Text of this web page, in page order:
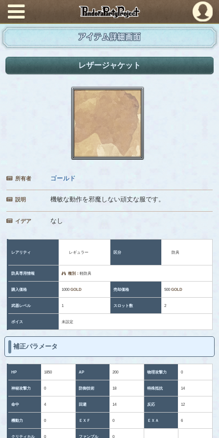
PandoraPartyProject
アイテム詳細画面
レザージャケット
所有者 ゴールド
説明 機敏な動作を邪魔しない頑丈な服です。
イデア なし
レアリティ レギュラー 区分 防具
防具専用情報 種別：軽防具
購入価格 1000GOLD 売却価格 500GOLD
武器レベル 1 スロット数 2
ボイス 未設定
補正パラメータ
HP 1850 AP 200 物理攻撃力 0
神秘攻撃力 0 防御技術 18 特殊抵抗 14
命中 4 回避 14 反応 12
機動力 0 ＥＸＦ 0 ＥＸＡ 6
クリティカル 0 ファンブル 0